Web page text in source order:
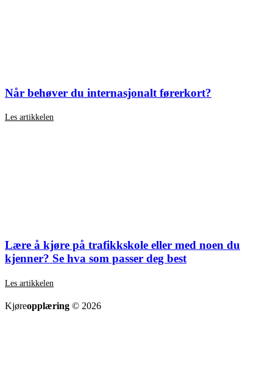
Når behøver du internasjonalt førerkort?
Les artikkelen
Lære å kjøre på trafikkskole eller med noen du
kjenner? Se hva som passer deg best
Les artikkelen
Kjøreopplæring © 2026